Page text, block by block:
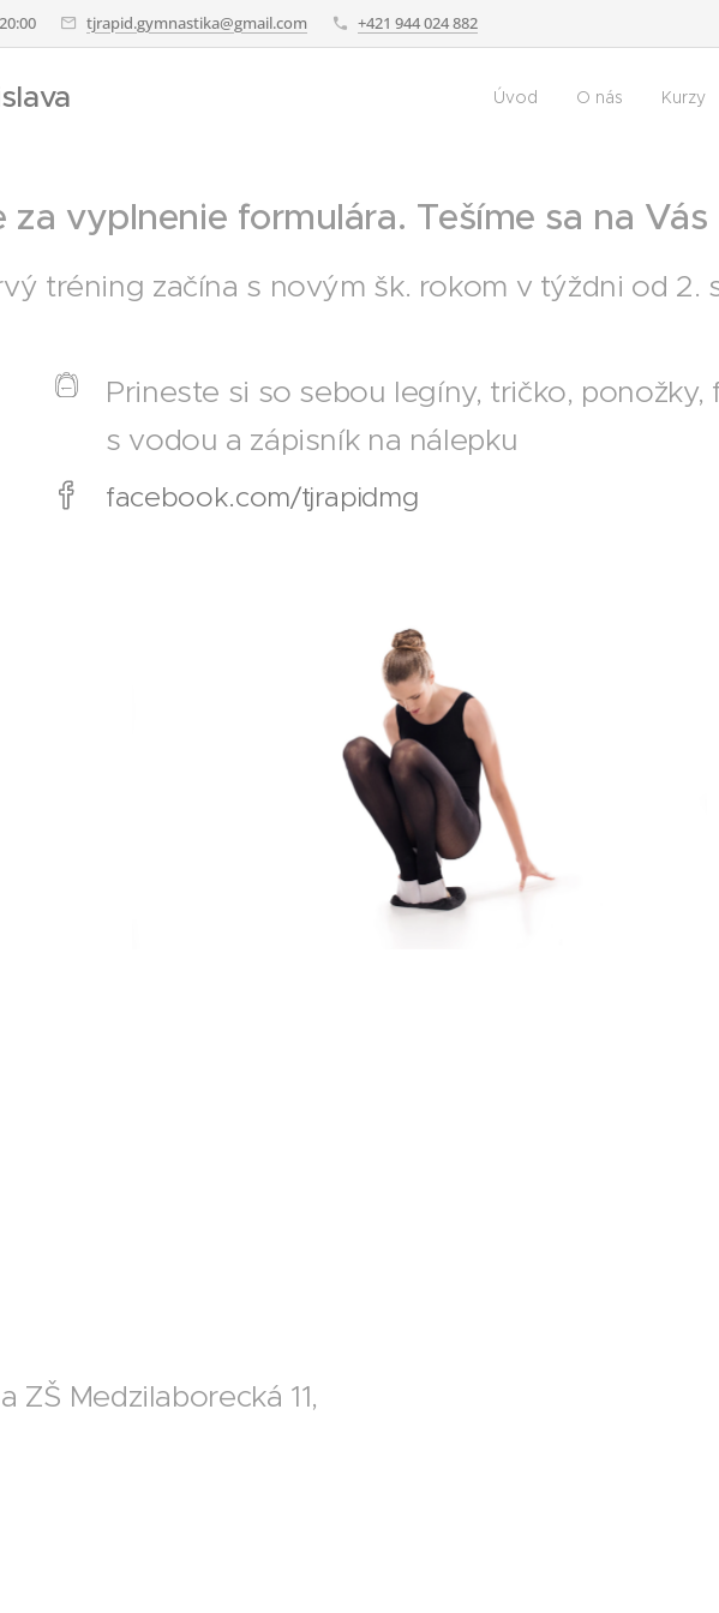
tjrapid.gymnastika@gmail.com +421 944 024 882
Úvod O nás Kurzy
za vyplnenie formulára. Tešíme sa na
tréning začína s novým šk. rokom v týždni od 2.
Prineste si so sebou legíny, tričko, ponožky,
s vodou a zápisník na nálepku
facebook.com/tjrapidmg
ZŠ Medzilaborecká 11,